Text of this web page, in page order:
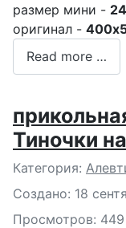
размер мини -
оригинал -
Read more …
Тиночки
Подробности
Категория:
Создано: 18
Просмотров: 449